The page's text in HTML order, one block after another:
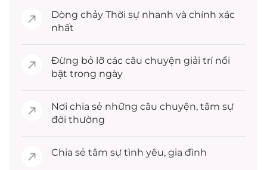
Dòng chảy Thời sự nhanh và chính xác
nhất
Đừng bỏ lỡ các câu chuyện giải trínổi
bật trong ngày
Nơi chia sẻ những câu chuyện, tâm sự
đời thường
Chia sẻ tâm sự tình yêu, gia đình